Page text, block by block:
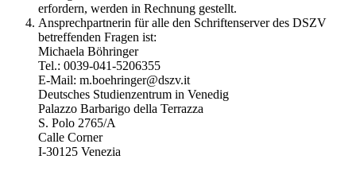
erfordern, werden in Rechnung gestellt.
Ansprechpartnerin für alle den Schriftenserver des DSZV
betreffenden Fragen ist:
Michaela Böhringer
Tel.: 0039-041-5206355
E-Mail: m.boehringer@dszv.it
Deutsches Studienzentrum in Venedig
Palazzo Barbarigo della Terrazza
S. Polo 2765/A
Calle Corner
I-30125 Venezia